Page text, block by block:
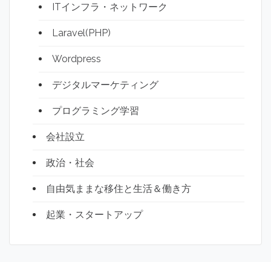
ITインフラ・ネットワーク
Laravel(PHP)
Wordpress
デジタルマーケティング
プログラミング学習
会社設立
政治・社会
自由気ままな移住と生活＆働き方
起業・スタートアップ